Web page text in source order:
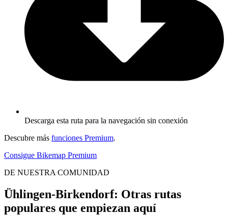
Descarga esta ruta para la navegación sin conexión
Descubre más funciones Premium.
Consigue Bikemap Premium
DE NUESTRA COMUNIDAD
Ühlingen-Birkendorf: Otras rutas
populares que empiezan aquí